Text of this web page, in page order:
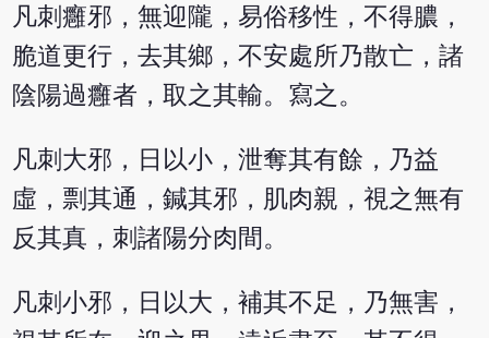
凡刺癰邪，無迎隴，易俗移性，不得膿，
脆道更行，去其鄉，不安處所乃散亡，諸
陰陽過癰者，取之其輸。寫之。
凡刺大邪，日以小，泄奪其有餘，乃益
虛，剽其通，鍼其邪，肌肉親，視之無有
反其真，刺諸陽分肉間。
凡刺小邪，日以大，補其不足，乃無害，